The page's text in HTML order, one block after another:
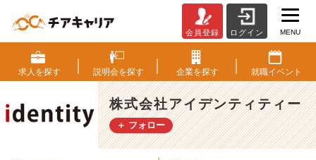
歩、
し
て
ま
す
か？
会員登録 ログイン MENU
求人を探す 説明会を探す 企業を探す 就職イベント
株式会社アイデンティティー
＋ フォロー